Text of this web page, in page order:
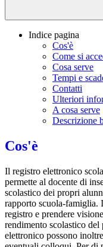
Indice pagina
Cos'è
Come si
Cosa serve
Tempi e
Contatti
Ulteriori
A cosa serve
Descrizione
Cos'è
Il registro elettronico
permette al docente di
scolastico dei propri
rapporto scuola-famiglia.
registro e prendere
rendimento scolastico
elettronico possono